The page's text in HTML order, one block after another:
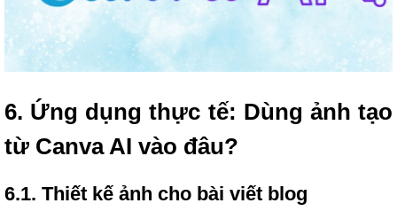
6. Ứng dụng thực tế: Dùng ảnh tạo
từ Canva AI vào đâu?
6.1. Thiết kế ảnh cho bài viết blog